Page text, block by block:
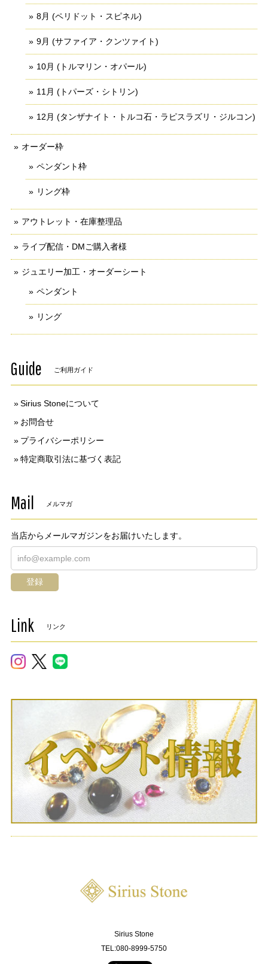
8月 (ペリドット・スピネル)
9月 (サファイア・クンツァイト)
10月 (トルマリン・オパール)
11月 (トパーズ・シトリン)
12月 (タンザナイト・トルコ石・ラピスラズリ・ジルコン)
オーダー枠
ペンダント枠
リング枠
アウトレット・在庫整理品
ライブ配信・DMご購入者様
ジュエリー加工・オーダーシート
ペンダント
リング
Guide ご利用ガイド
Sirius Stoneについて
お問合せ
プライバシーポリシー
特定商取引法に基づく表記
Mail メルマガ
当店からメールマガジンをお届けいたします。
登録
Link リンク
Sirius Stone
TEL:080-8999-5750